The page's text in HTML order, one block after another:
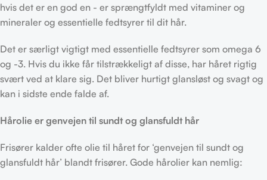
hvis det er en god en - er sprængtfyldt med vitaminer og
mineraler og essentielle fedtsyrer til dit hår.
Det er særligt vigtigt med essentielle fedtsyrer som omega 6
og -3. Hvis du ikke får tilstrækkeligt af disse, har håret rigtig
svært ved at klare sig. Det bliver hurtigt glansløst og svagt og
kan i sidste ende falde af.
Hårolie er genvejen til sundt og glansfuldt hår
Frisører kalder ofte olie til håret for ‘genvejen til sundt og
glansfuldt hår’ blandt frisører. Gode hårolier kan nemlig: